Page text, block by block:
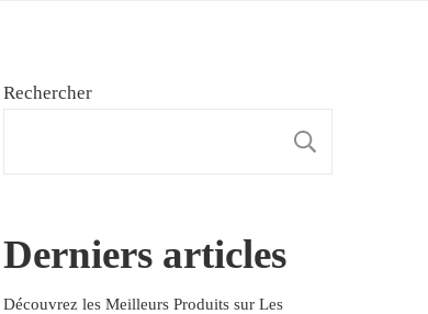
Rechercher
Derniers articles
Découvrez les Meilleurs Produits sur Les